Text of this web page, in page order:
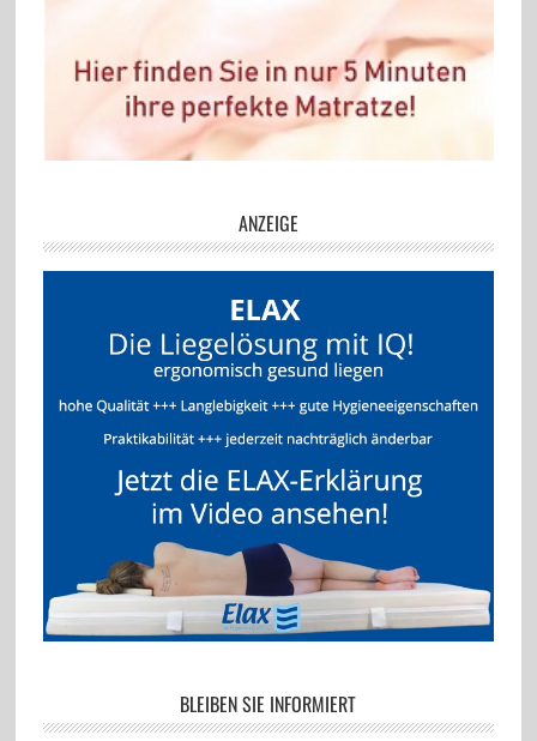
ANZEIGE
BLEIBEN SIE INFORMIERT